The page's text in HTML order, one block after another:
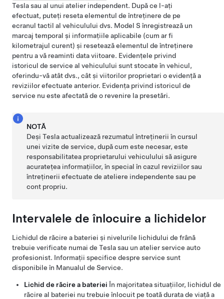
Tesla sau al unui atelier independent. După ce l-ați
efectuat, puteți reseta elementul de întreținere de pe
ecranul tactil al vehiculului dvs. Model S înregistrează un
marcaj temporal și informațiile aplicabile (cum ar fi
kilometrajul curent) și resetează elementul de întreținere
pentru a vă reaminti data viitoare. Evidențele privind
istoricul de service al vehiculului sunt stocate în vehicul,
oferindu-vă atât dvs., cât și viitorilor proprietari o evidență a
reviziilor efectuate anterior. Evidența privind istoricul de
service nu este afectată de o revenire la presetări.
NOTĂ
Deși Tesla actualizează rezumatul întreținerii în cursul
unei vizite de service, după cum este necesar, este
responsabilitatea proprietarului vehiculului să asigure
acuratețea informațiilor, în special în cazul reviziilor sau
întreținerii efectuate de ateliere independente sau pe
cont propriu.
Intervalele de înlocuire a lichidelor
Lichidul de răcire a bateriei și nivelurile lichidului de frână
trebuie verificate numai de Tesla sau un atelier service auto
profesionist. Informații specifice despre service sunt
disponibile în Manualul de Service.
Lichid de răcire a bateriei În majoritatea situațiilor, lichidul de
răcire al bateriei nu trebuie înlocuit pe toată durata de viață a